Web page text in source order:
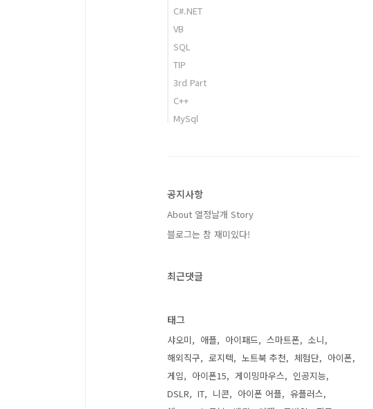
C#.NET
VB
SQL
TIP
3rd Part
C++
MySql
공지사항
About 열정날개 Story
블로그는 참 재미있다!
최근댓글
태그
샤오미 애플 아이패드 스마트폰
소니
해외직구
로지텍 노트북 추천 체험단
아이폰
게임
아이폰15 게이밍마우스
인공지능
DSLR
IT 니콘 아이폰 어플
유플러스